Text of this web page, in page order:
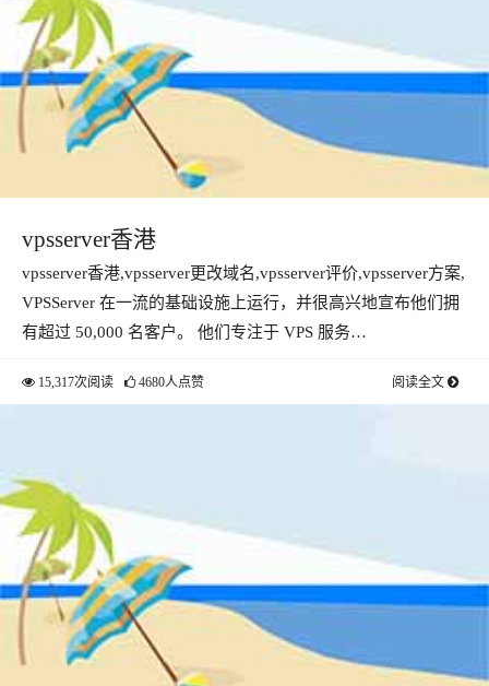
vpsserver香港
vpsserver香港,vpsserver更改域名,vpsserver评价,vpsserver方案,
VPSServer 在一流的基础设施上运行，并很高兴地宣布他们拥
有超过 50,000 名客户。 他们专注于 VPS 服务…
15,317次阅读 4680人点赞 阅读全文